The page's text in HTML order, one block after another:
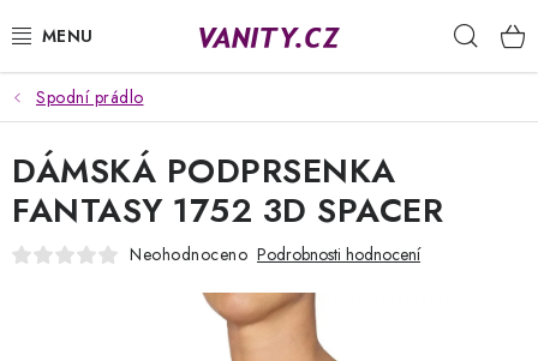
na
KABELKY
SPODNÍ PRÁDLO
PUNČOCHY
Spodní prádlo
DÁMSKÁ PODPRSENKA
FANTASY 1752 3D SPACER
Neohodnoceno Podrobnosti hodnocení